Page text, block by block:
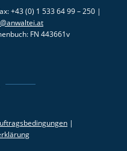
+43 (0) 1 533 64 99 – 250 |
FN 443661v
|